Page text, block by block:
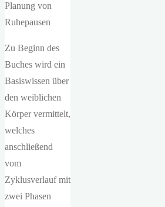
Planung von
Ruhepausen
Zu Beginn des
Buches wird ein
Basiswissen über
den weiblichen
Körper vermittelt,
welches
anschließend
vom
Zyklusverlauf mit
zwei Phasen